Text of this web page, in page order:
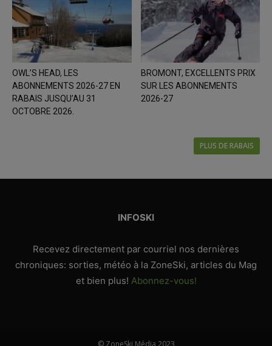
OWL’S HEAD, LES
ABONNEMENTS 2026-27 EN
RABAIS JUSQU’AU 31
OCTOBRE 2026.
BROMONT, EXCELLENTS PRIX
SUR LES ABONNEMENTS
2026-27
PLUS DE RABAIS
INFOSKI
Recevez directement par courriel nos dernières
chroniques: sorties, météo à la ZoneSki, articles du Mag
et bien plus! Abonnez-vous!